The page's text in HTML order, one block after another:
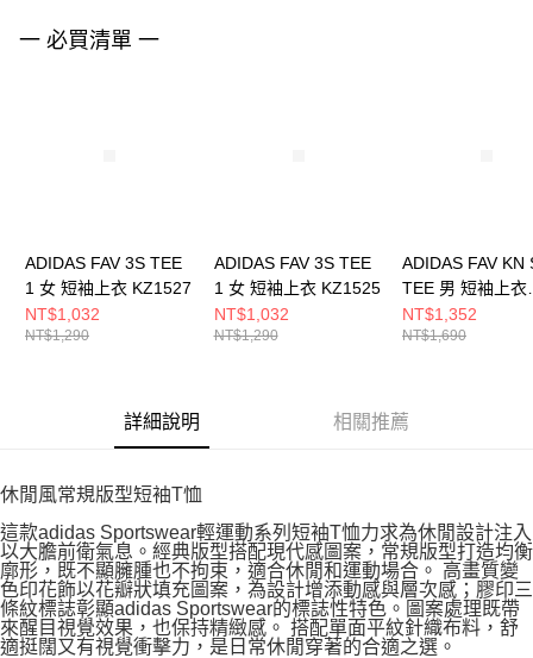
４．使用「AFTEE先享後付」時，將依據個別帳號之用戶狀況，依本公司即
一 必買清單 一
ADIDAS FAV 3S TEE
1 女 短袖上衣 KZ1527
NT$1,032
NT$1,290
ADIDAS FAV 3S TEE
1 女 短袖上衣 KZ1525
NT$1,032
NT$1,290
ADIDAS FAV KN
TEE 男 短袖上衣
KR2578
NT$1,352
NT$1,690
詳細說明 相關推薦
休閒風常規版型短袖T恤
這款adidas Sportswear輕運動系列短袖T恤力求為休閒設計注入
以大膽前衛氣息。經典版型搭配現代感圖案，常規版型打造均衡
廓形，既不顯臃腫也不拘束，適合休閒和運動場合。 高畫質變
色印花飾以花瓣狀填充圖案，為設計增添動感與層次感；膠印三
條紋標誌彰顯adidas Sportswear的標誌性特色。圖案處理既帶
來醒目視覺效果，也保持精緻感。 搭配單面平紋針織布料，舒
適挺闊又有視覺衝擊力，是日常休閒穿著的合適之選。